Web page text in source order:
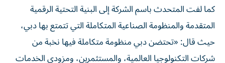
كما لفت المتحدث باسم الشركة إلى البنية التحتية الرقمية
المتقدمة والمنظومة الصناعية المتكاملة التي تتمتع بها دبي،
حيث قال: «تحتضن دبي منظومة متكاملة فيها نخبة من
شركات التكنولوجيا العالمية، والمستثمرين، ومزودي الخدمات